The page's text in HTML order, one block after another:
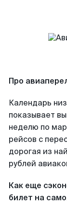
Про
Календарь
показывает
неделю по
рейсов с
дорогая из
рублей
Как еще
билет на